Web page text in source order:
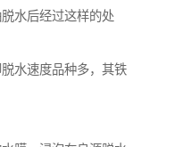
水后经过这样的处
水速度品种多，其铁